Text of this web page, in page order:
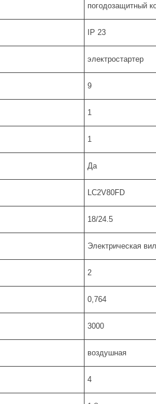
погодозащитный
IP 23
электростартер
9
1
1
Да
LC2V80FD
18/24.5
Электрическая
2
0,764
3000
воздушная
4